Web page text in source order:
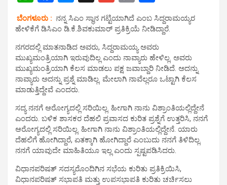
h
at
s
A
p
p
a
ce
b
o
o
k
se
n
g
er
m
ail py
Li
n
k
h
ar
e
ಬೆಂಗಳೂರು : ನನ್ನ ಸಿಎಂ ಸ್ಥಾನ ಗಟ್ಟಿಯಾಗಿದೆ ಎಂಬ ಸಿದ್ದರಾಮಯ್ಯರ
ಹೇಳಿಕೆಗೆ ಡಿಸಿಎಂ ಡಿ.ಕೆ.ಶಿವಕುಮಾರ್ ಪ್ರತಿಕ್ರಿಯೆ ನೀಡಿದ್ದಾರೆ.
ನಗರದಲ್ಲಿ ಮಾತನಾಡಿದ ಅವರು, ಸಿದ್ದರಾಮಯ್ಯ ಅವರು
ಮುಖ್ಯಮಂತ್ರಿಯಾಗಿ ಇರುವುದಿಲ್ಲ ಎಂದು ನಾವ್ಯಾರು ಹೇಳಿಲ್ಲ. ಅವರು
ಮುಖ್ಯಮಂತ್ರಿಯಾಗಿ ಕೆಲಸ ಮಾಡಲು ಪಕ್ಷ ಜವಾಬ್ದಾರಿ ನೀಡಿದೆ. ಅದನ್ನು
ನಾವ್ಯಾರು ಅದನ್ನು ಪ್ರಶ್ನೆ ಮಾಡಿಲ್ಲ. ಮೇಲಾಗಿ ನಾವೆಲ್ಲರೂ ಒಟ್ಟಾಗಿ ಕೆಲಸ
ಮಾಡುತ್ತಿದ್ದೇವೆ ಎಂದರು.
ಸದ್ಯ ನನಗೆ ಆರೋಗ್ಯದಲ್ಲಿ ಸರಿಯಿಲ್ಲ. ಹೀಗಾಗಿ ನಾನು ವಿಶ್ರಾಂತಿಯಲ್ಲಿದ್ದೇನೆ
ಎಂದರು. ಬಳಿಕ ಶಾಸಕರ ದೆಹಲಿ ಪ್ರವಾಸದ ಕುರಿತ ಪ್ರಶ್ನೆಗೆ ಉತ್ತರಿಸಿ, ನನಗೆ
ಆರೋಗ್ಯದಲ್ಲಿ ಸರಿಯಿಲ್ಲ. ಹೀಗಾಗಿ ನಾನು ವಿಶ್ರಾಂತಿಯಲ್ಲಿದ್ದೇನೆ. ಯಾರು
ದೆಹಲಿಗೆ ಹೋಗಿದ್ದಾರೆ, ಏತಕ್ಕಾಗಿ ಹೋಗಿದ್ದಾರೆ ಎಂಬುದು ನನಗೆ ತಿಳಿದಿಲ್ಲ.
ನನಗೆ ಯಾವುದೇ ಮಾಹಿತಿಯೂ ಇಲ್ಲ ಎಂದು ಸ್ಪಷ್ಟಪಡಿಸಿದರು.
ವಿಧಾನಪರಿಷತ್‌ ಸದಸ್ಯರೊಂದಿಗಿನ ಸಭೆಯ ಕುರಿತು ಪ್ರತಿಕ್ರಿಯಿಸಿ,
ವಿಧಾನಪರಿಷತ್‌ ಸಭಾಪತಿ ಮತ್ತು ಉಪಸಭಾಪತಿ ಕುರಿತು ಚರ್ಚಿಸಲು